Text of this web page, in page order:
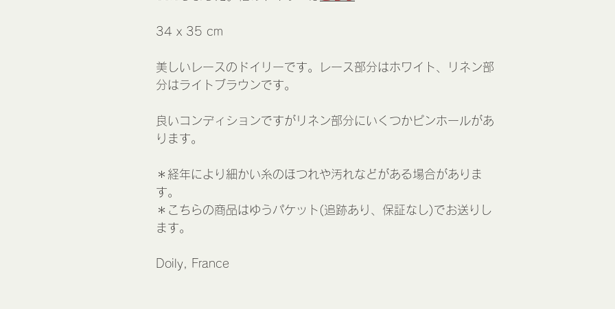
34 x 35 cm
美しいレースのドイリーです。レース部分はホワイト、リネン部
分はライトブラウンです。
良いコンディションですがリネン部分にいくつかピンホールがあ
ります。
＊経年により細かい糸のほつれや汚れなどがある場合がありま
す。
＊こちらの商品はゆうパケット(追跡あり、保証なし)でお送りし
ます。
Doily, France